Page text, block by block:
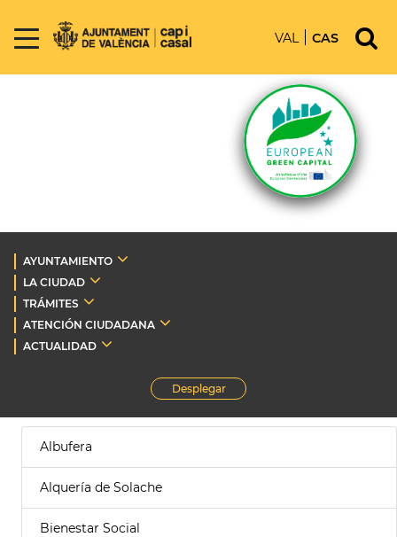
VAL CAS
AYUNTAMIENTO
LA CIUDAD
TRÁMITES
ATENCIÓN CIUDADANA
ACTUALIDAD
Desplegar
Albufera
Alquería de Solache
Bienestar Social